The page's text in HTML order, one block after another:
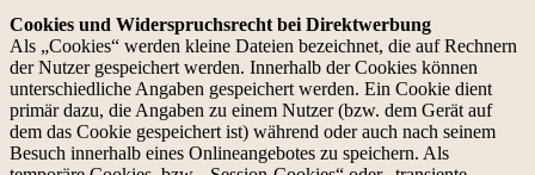
Cookies und Widerspruchsrecht bei Direktwerbung
Als „Cookies“ werden kleine Dateien bezeichnet, die auf Rechnern
der Nutzer gespeichert werden. Innerhalb der Cookies können
unterschiedliche Angaben gespeichert werden. Ein Cookie dient
primär dazu, die Angaben zu einem Nutzer (bzw. dem Gerät auf
dem das Cookie gespeichert ist) während oder auch nach seinem
Besuch innerhalb eines Onlineangebotes zu speichern. Als